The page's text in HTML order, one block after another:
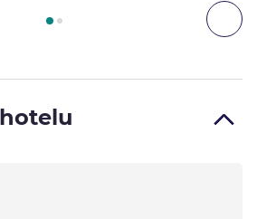
: CLASSIC ROOM, 1 King Bed or 2